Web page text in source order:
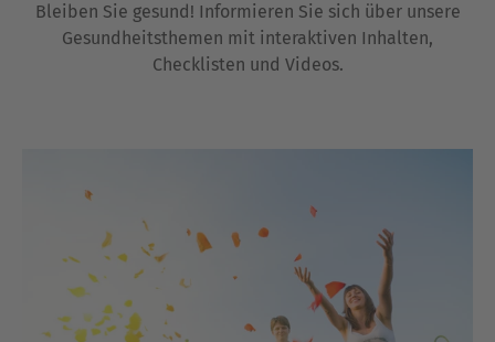
Bleiben Sie gesund! Informieren Sie sich über unsere
Gesundheitsthemen mit interaktiven Inhalten,
Checklisten und Videos.